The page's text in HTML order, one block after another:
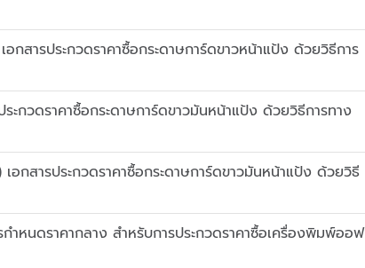
กสารประกวดราคาซื้อกระดาษการ์ดขาวหน้าแป้ง ด้วยวิธีการ
ะกวดราคาซื้อกระดาษการ์ดขาวมันหน้าแป้ง ด้วยวิธีการทาง
อกสารประกวดราคาซื้อกระดาษการ์ดขาวมันหน้าแป้ง ด้วยวิธี
กำหนดราคากลาง สำหรับการประกวดราคาซื้อเครื่องพิมพ์ออฟ